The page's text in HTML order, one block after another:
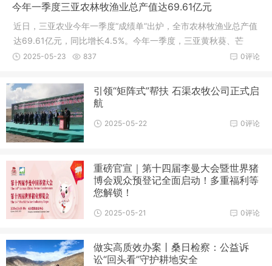
今年一季度三亚农林牧渔业总产值达69.61亿元
近日，三亚农业今年一季度“成绩单”出炉，全市农林牧渔业总产值
达69.61亿元，同比增长4.5%。今年一季度，三亚黄秋葵、芒
果、木
0评论
2025-05-23 837
引领“矩阵式”帮扶 石渠农牧公司正式启
航
0评论
2025-05-22
重磅官宣｜第十四届李曼大会暨世界猪
博会观众预登记全面启动！多重福利等
您解锁！
0评论
2025-05-21
做实高质效办案丨桑日检察：公益诉
讼“回头看”守护耕地安全